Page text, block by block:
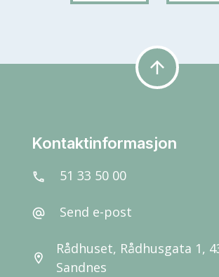
arrow_upward
Kontaktinformasjon
call 51 33 50 00
alternate_email Send e-post
location_on
Rådhuset, Rådhusgata 1,
Sandnes